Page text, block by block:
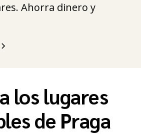
Ahorra dinero y
los lugares
de Praga